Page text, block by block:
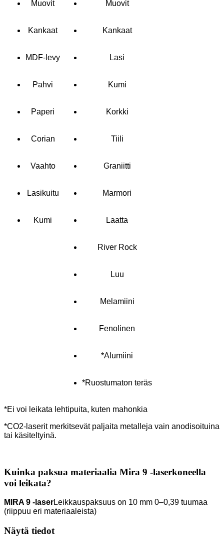
Muovit Muovit
Kankaat Kankaat
MDF-levy Lasi
Pahvi Kumi
Paperi Korkki
Corian Tiili
Vaahto Graniitti
Lasikuitu Marmori
Kumi Laatta
River Rock
Luu
Melamiini
Fenolinen
*Alumiini
*Ruostumaton teräs
*Ei voi leikata lehtipuita, kuten mahonkia
*CO2-laserit merkitsevät paljaita metalleja vain anodisoituina
tai käsiteltyinä.
Kuinka paksua materiaalia Mira 9 -laserkoneella
voi leikata?
MIRA 9 -laserLeikkauspaksuus on 10 mm 0–0,39 tuumaa
(riippuu eri materiaaleista)
Näytä tiedot